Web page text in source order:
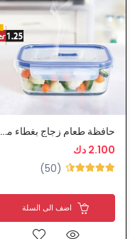
حافظة طعام زجاج بغطاء محكم الاغلاق
2.100 دك
(50)
اضف الى السلة